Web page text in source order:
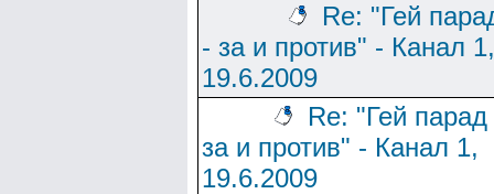
Re: "Гей
- за и против" - Канал 1,
19.6.2009
Re: "Гей парад
за и против" - Канал 1,
19.6.2009